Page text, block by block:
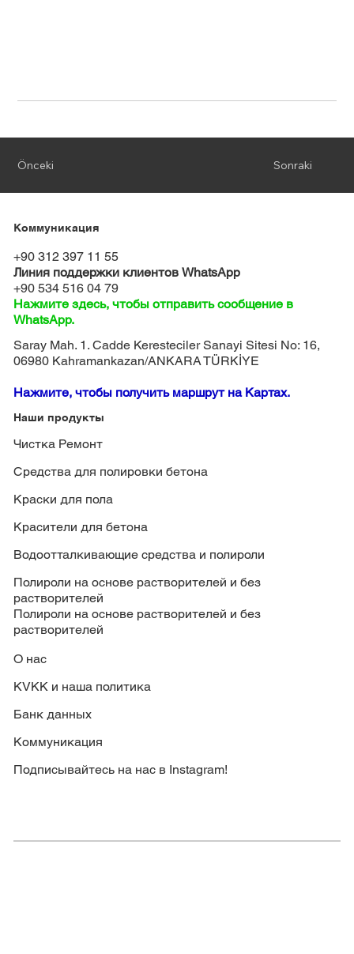
Sonraki
Önceki
Коммуникация
+90 312 397 11 55
Линия поддержки клиентов WhatsApp
+90 534 516 04 79
Нажмите здесь, чтобы отправить сообщение в
WhatsApp.
Saray Mah. 1. Cadde Keresteciler Sanayi Sitesi No: 16,
06980 Kahramankazan/ANKARA TÜRKİYE
Нажмите, чтобы получить маршрут на Картах.
Наши продукты
Чистка Ремонт
Средства для полировки бетона
Краски для пола
Красители для бетона
Водоотталкивающие средства и полироли
Полироли на основе растворителей и без
растворителей
Полироли на основе растворителей и без
растворителей
О нас
KVKK и наша политика
Банк данных
Коммуникация
Подписывайтесь на нас в Instagram!